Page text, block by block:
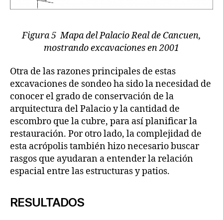
Figura 5 Mapa del Palacio Real de Cancuen,
mostrando excavaciones en 2001
Otra de las razones principales de estas
excavaciones de sondeo ha sido la necesidad de
conocer el grado de conservación de la
arquitectura del Palacio y la cantidad de
escombro que la cubre, para así planificar la
restauración. Por otro lado, la complejidad de
esta acrópolis también hizo necesario buscar
rasgos que ayudaran a entender la relación
espacial entre las estructuras y patios.
RESULTADOS